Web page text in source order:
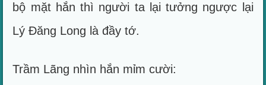
bộ mặt hắn thì người ta lại tưởng ngược lại
Lý Đăng Long là đầy tớ.
Trầm Lãng nhìn hắn mỉm cười: